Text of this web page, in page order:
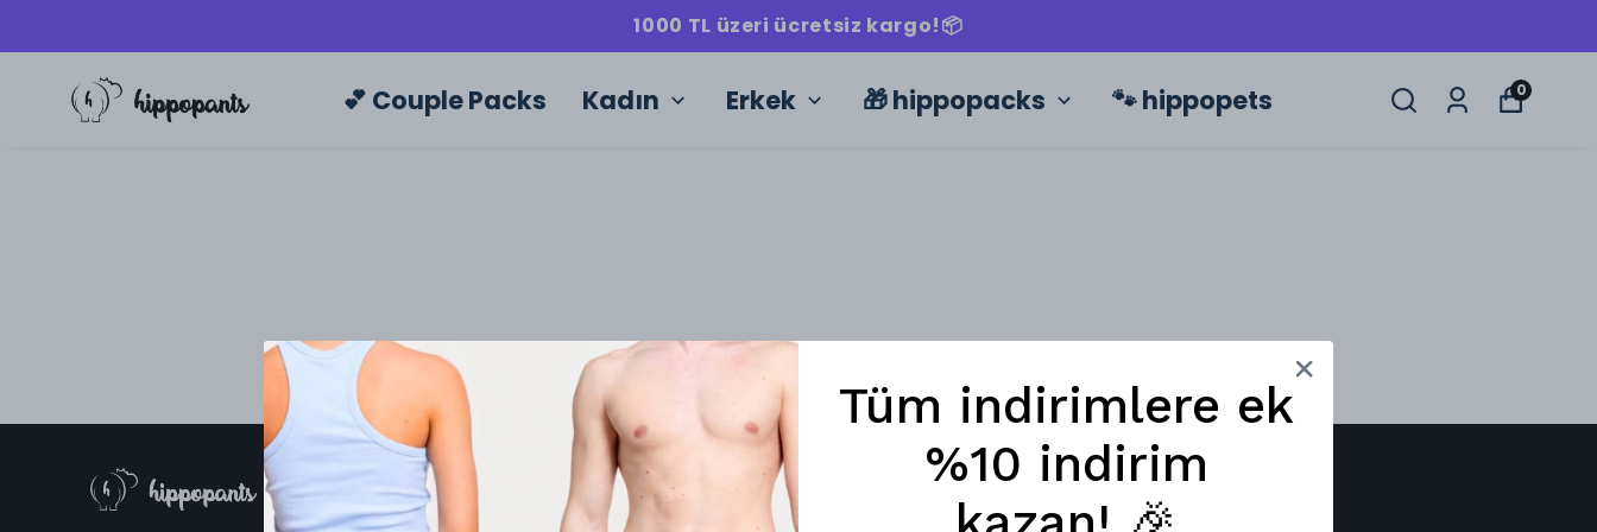
1000 TL üzeri ücretsiz kargo!📦
💕 Couple Packs Kadın Erkek 🎁 hippopacks 🐾 hippopets 0
Tüm indirimlere ek
%10 indirim